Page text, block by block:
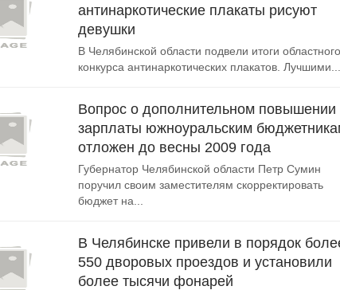
антинаркотические плакаты рисуют
девушки
В Челябинской области подвели итоги областного
конкурса антинаркотических плакатов. Лучшими...
Вопрос о дополнительном повышении
зарплаты южноуральским
отложен до весны 2009 года
Губернатор Челябинской области Петр Сумин
поручил своим заместителям скорректировать
бюджет на...
В Челябинске привели в порядок
550 дворовых проездов и установили
более тысячи фонарей